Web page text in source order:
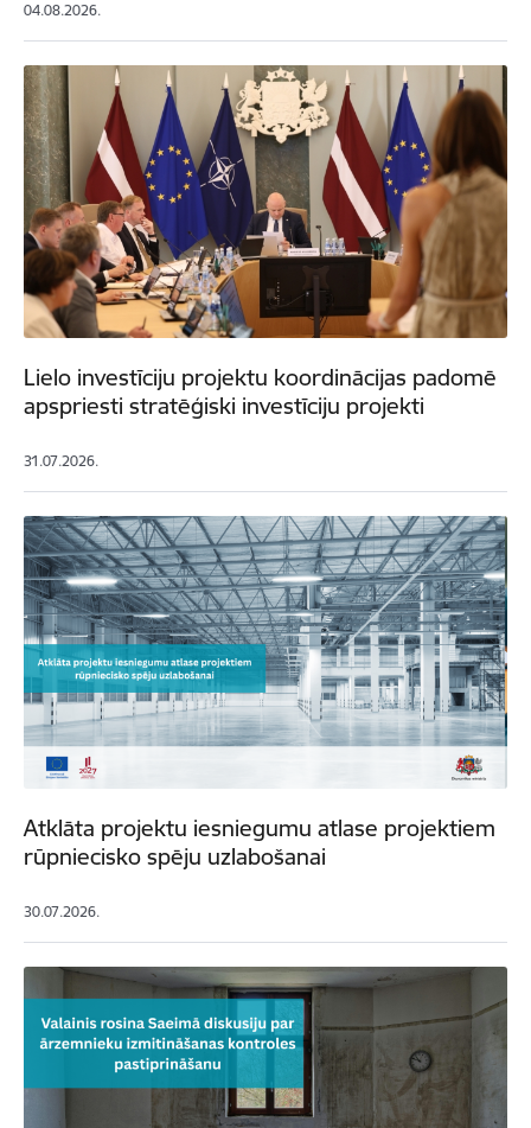
04.08.2026.
Lielo investīciju projektu koordinācijas padomē
apspriesti stratēģiski investīciju projekti
31.07.2026.
Atklāta projektu iesniegumu atlase projektiem
rūpniecisko spēju uzlabošanai
30.07.2026.